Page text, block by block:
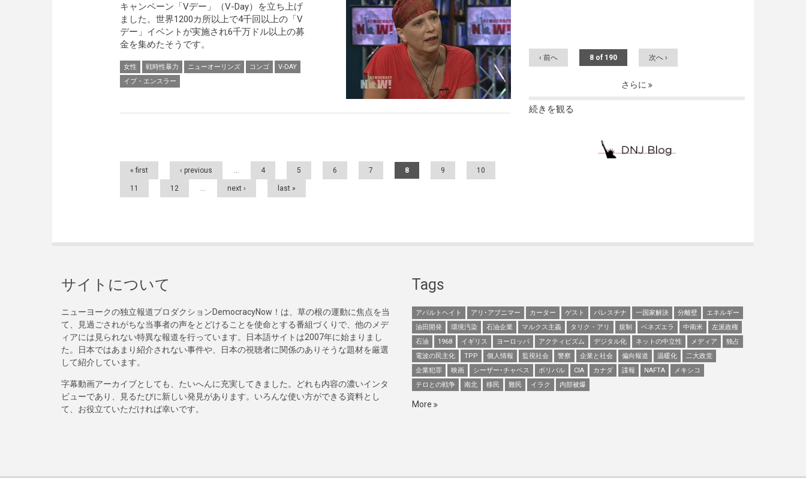
キャンペーン「Vデー」（V-Day）を立ち上げ
ました。世界1200カ所以上で4千回以上の「V
デー」イベントが実施され6千万ドル以上の募
金を集めたそうです。
女性 戦時性暴力 ニューオーリンズ コンゴ
V-DAY
イブ・エンスラー
Pages
« first ‹ previous … 4 5 6 7 8 9 10
11 12 … next › last »
‹ 前へ 8 of 190 次へ ›
さらに
続きを観る
サイトについて
ニューヨークの独立報道プロダクションDemocracyNow！は、草の根の運動に焦点を当
て、見過ごされがちな当事者の声をとどけることを使命とする番組づくりで、他のメデ
ィアには見られない特異な報道を行っています。日本語サイトは2007年に始まりまし
た。日本ではあまり紹介されない事件や、日本の視聴者に関係のありそうな題材を厳選
して紹介しています。
字幕動画アーカイブとしても、たいへんに充実してきました。どれも内容の濃いインタ
ビューであり、見るたびに新しい発見があります。いろんな使い方ができる資料とし
て、お役立ていただければ幸いです。
Tags
アパルトヘイト アリ･アブニマー カーター ゲスト パレスチナ 一国家解決 分離壁
エネルギー
油田開発
環境汚染 石油企業 マルクス主義 タリク・アリ 規制 ベネズエラ 中南米
左派政権
石油
1968 イギリス ヨーロッパ アクティビズム デジタル化 ネットの中立性 メディア
独占
電波の民主化
TPP 個人情報 監視社会 警察 企業と社会 偏向報道 温暖化
二大政党
企業犯罪
映画 シーザー･チャベス ボリバル CIA カナダ 諜報 NAFTA
メキシコ
テロとの戦争
南北 移民 難民 イラク 内部被爆
More